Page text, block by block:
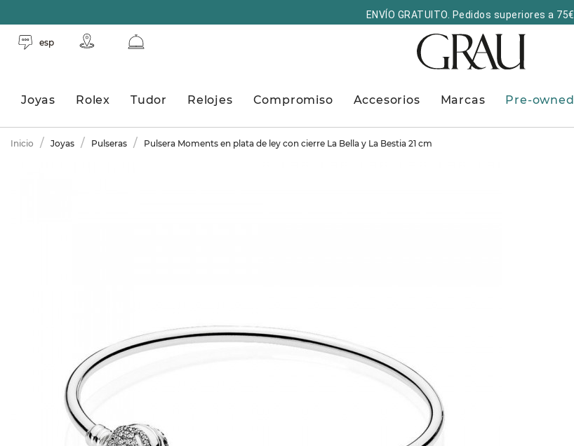
ENVÍO GRATUITO. Pedidos superiores a 75€.
esp
Joyas Rolex Tudor Relojes Compromiso Accesorios Marcas Pre-owned
Inicio Joyas Pulseras Pulsera Moments en plata de ley con cierre La Bella y La Bestia 21 cm